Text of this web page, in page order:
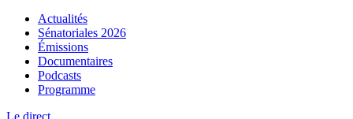
Actualités
Sénatoriales 2026
Émissions
Documentaires
Podcasts
Programme